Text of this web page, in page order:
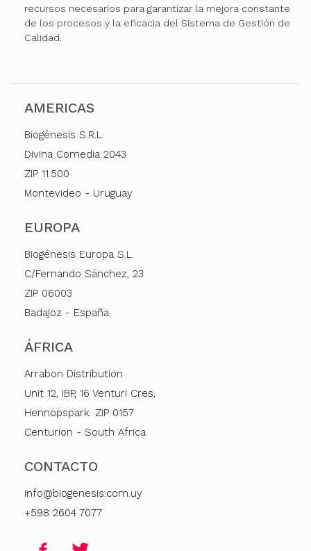
recursos necesarios para garantizar la mejora constante
de los procesos y la eficacia del Sistema de Gestión de
Calidad.
AMERICAS
Biogénesis S.R.L.
Divina Comedia 2043
ZIP 11.500
Montevideo - Uruguay
EUROPA
Biogénesis Europa S.L.
C/Fernando Sánchez, 23
ZIP 06003
Badajoz - España
ÁFRICA
Arrabon Distribution
Unit 12, IBP, 16 Venturi Cres,
Hennopspark. ZIP 0157
Centurion - South Africa
CONTACTO
info@biogenesis.com.uy
+598 2604 7077